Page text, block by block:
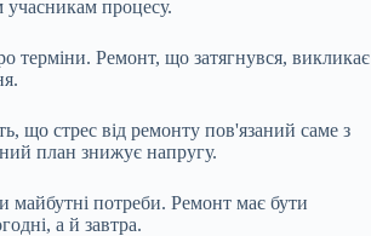
учасникам процесу.
терміни. Ремонт, що затягнувся, викликає
що стрес від ремонту пов'язаний саме з
план знижує напругу.
майбутні потреби. Ремонт має бути
а й завтра.